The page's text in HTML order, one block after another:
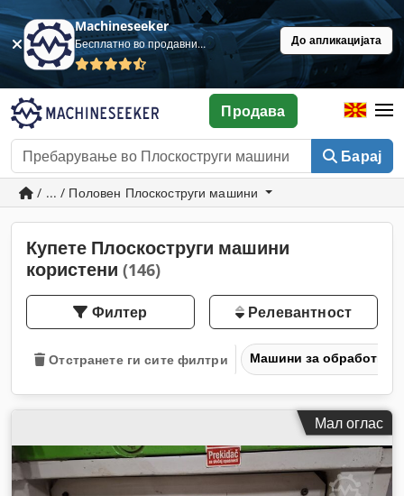
Machineseeker
Бесплатно во продавница До апликацијата
Барај
Продава
/ ... / Половен Плоскоструги машини
Купете Плоскоструги машини
користени (146)
Филтер Релевантност
Отстранете ги сите филтри Машини за обработка
Мал оглас